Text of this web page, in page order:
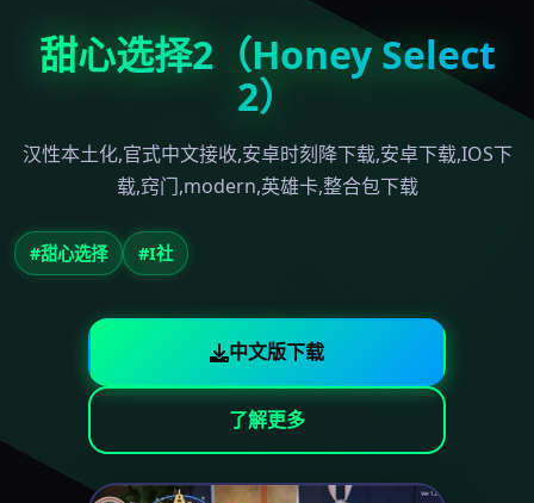
甜心选择2（Honey Select
2）
汉性本土化,官式中文接收,安卓时刻降下载,安卓下载,IOS下
载,窍门,modern,英雄卡,整合包下载
#甜心选择 #I社
中文版下载
了解更多